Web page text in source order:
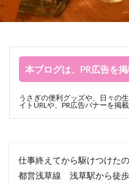
本ブログは、PR広告を掲
うさぎの便利グッズや、日々の
イトURLや、PR広告バナーを掲載
仕事終えてから駆けつけたの
都営浅草線 浅草駅から徒歩